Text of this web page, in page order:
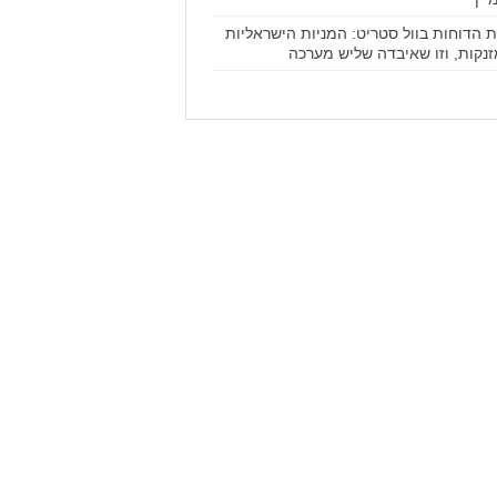
הדוחות בוול סטריט: המניות הישראליות
וזו שאיבדה שליש מערכה